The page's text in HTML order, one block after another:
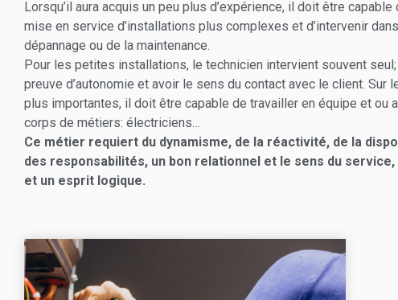
Lorsqu’il aura acquis un peu plus d’expérience, il doit être capable
mise en service d’installations plus complexes et d’intervenir
dépannage ou de la maintenance.
Pour les petites installations, le technicien intervient souvent
preuve d’autonomie et avoir le sens du contact avec le client. Sur
plus importantes, il doit être capable de travailler en équipe et ou
corps de métiers: électriciens…
Ce métier requiert du dynamisme, de la réactivité, de la
des responsabilités, un bon relationnel et le sens du service,
et un esprit logique.